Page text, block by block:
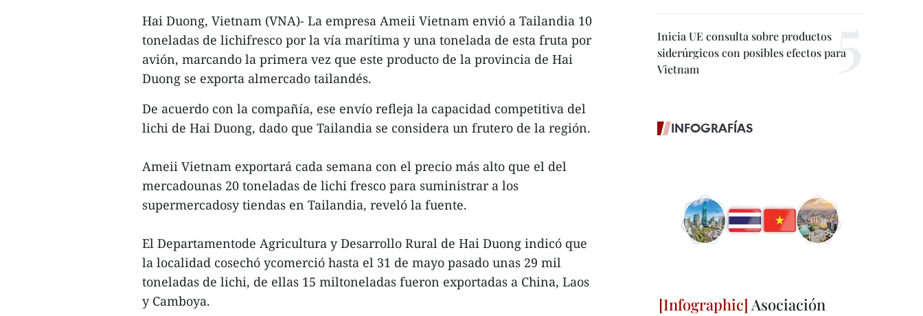
Hai Duong, Vietnam (VNA)- La empresa Ameii Vietnam envió a Tailandia 10
toneladas de lichifresco por la vía marítima y una tonelada de esta fruta por
avión, marcando la primera vez que este producto de la provincia de Hai
Duong se exporta almercado tailandés.
De acuerdo con la compañía, ese envío refleja la capacidad competitiva del
lichi de Hai Duong, dado que Tailandia se considera un frutero de la región.
Ameii Vietnam exportará cada semana con el precio más alto que el del
mercadounas 20 toneladas de lichi fresco para suministrar a los
supermercadosy tiendas en Tailandia, reveló la fuente.
El Departamentode Agricultura y Desarrollo Rural de Hai Duong indicó que
la localidad cosechó ycomerció hasta el 31 de mayo pasado unas 29 mil
toneladas de lichi, de ellas 15 miltoneladas fueron exportadas a China, Laos
y Camboya.
Inicia UE consulta sobre productos
siderúrgicos con posibles efectos para
Vietnam
INFOGRAFÍAS
Asociación